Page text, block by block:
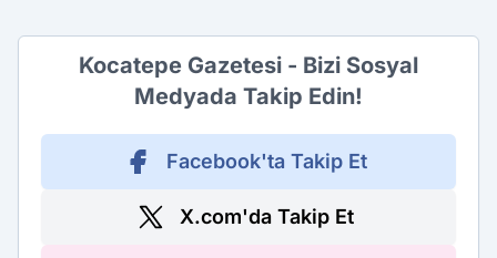
Kocatepe Gazetesi - Bizi Sosyal
Medyada Takip Edin!
Facebook'ta Takip Et
X.com'da Takip Et